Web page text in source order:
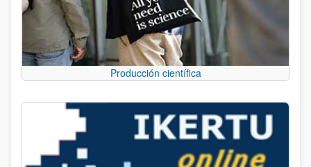
Producción científica